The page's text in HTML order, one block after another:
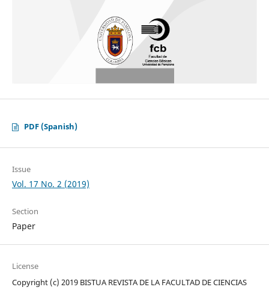
PDF (Spanish)
Issue
Vol. 17 No. 2 (2019)
Section
Paper
License
Copyright (c) 2019 BISTUA REVISTA DE LA FACULTAD DE CIENCIAS